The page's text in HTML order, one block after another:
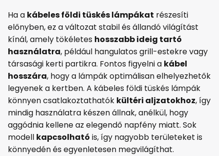
Ha a kábeles földi tüskés lámpákat részesíti
előnyben, ez a változat stabil és állandó világítást
kínál, amely tökéletes hosszabb ideig tartó
használatra, például hangulatos grill-estekre vagy
társasági kerti partikra. Fontos figyelni a kábel
hosszára, hogy a lámpák optimálisan elhelyezhetők
legyenek a kertben. A kábeles földi tüskés lámpák
könnyen csatlakoztathatók kültéri aljzatokhoz, így
mindig használatra készen állnak, anélkül, hogy
aggódnia kellene az elegendő napfény miatt. Sok
modell kapcsolható is, így nagyobb területeket is
könnyedén és egyenletesen megvilágíthat.